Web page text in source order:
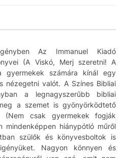
Az Immanuel Kiadó
(A Viskó, Merj szeretni! A
számára kínál egy
nézegetni valót. A Színes Bibliai
a legnagyszerűbb bibliai
a szemet is gyönyörködtető
(Nem csak gyermekek fogják
mindenképpen hiánypótló műről
szülők és könyvesboltok is
Nagyon könnyen és